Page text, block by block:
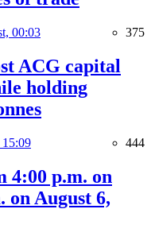
00:03 375
ACG capital
holding
15:09 444
4:00 p.m. on
on August 6,